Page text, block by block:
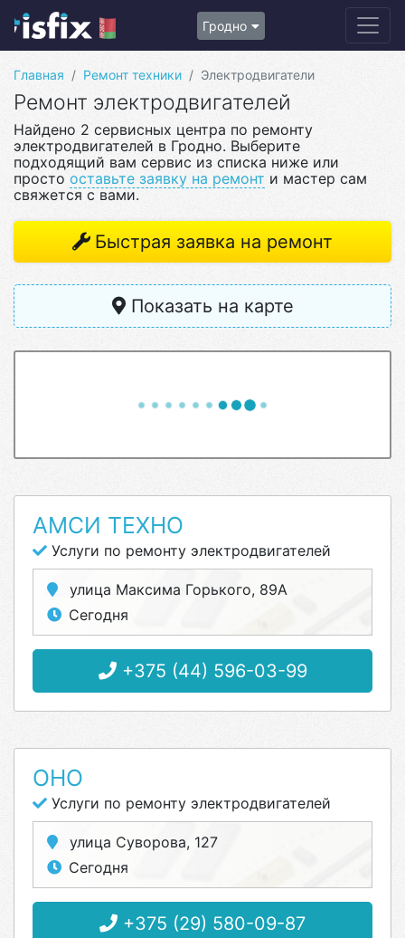
Гродно
Главная Ремонт техники Электродвигатели
Ремонт электродвигателей
Найдено 2 сервисных центра по ремонту
электродвигателей в Гродно. Выберите
подходящий вам сервис из списка ниже или
просто оставьте заявку на ремонт и мастер сам
свяжется с вами.
Быстрая заявка на ремонт
Показать на карте
АМСИ ТЕХНО
Услуги по ремонту электродвигателей
улица Максима Горького, 89А
Сегодня
+375 (44) 596-03-99
ОНО
Услуги по ремонту электродвигателей
улица Суворова, 127
Сегодня
+375 (29) 580-09-87